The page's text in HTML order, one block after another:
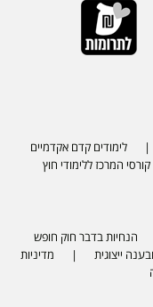
לימודים קדם אקדמיים
קורסי המרכז ללימודי חוץ
הנחיות בדבר חוק חופש
ייצוגית
מדיניות